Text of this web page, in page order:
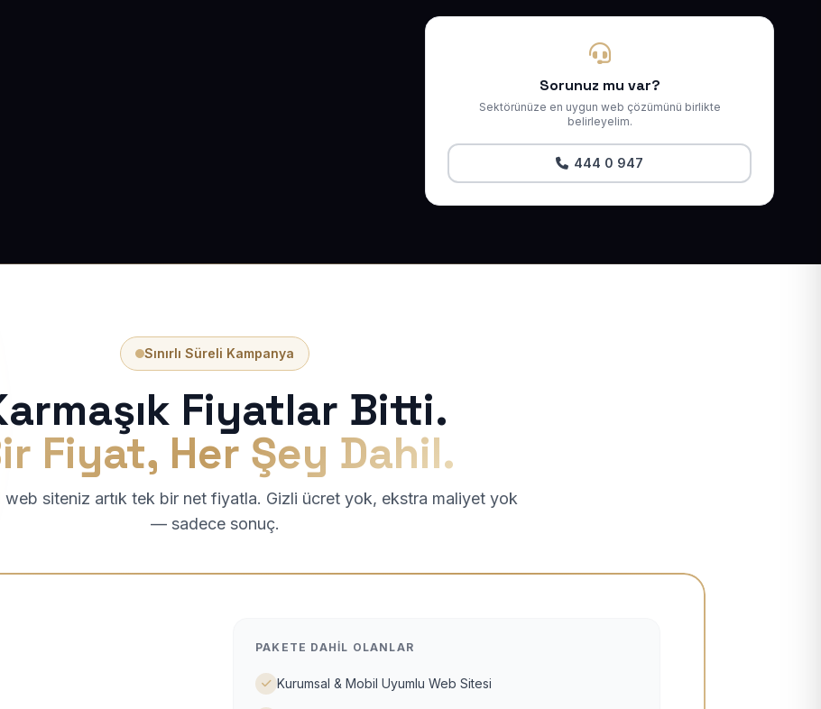
Sorunuz mu var?
Sektörünüze en uygun web çözümünü birlikte
belirleyelim.
444 0 947
Sınırlı Süreli Kampanya
Fiyatlar Bitti.
Fiyat, Her Şey Dahil.
web siteniz artık tek bir net fiyatla. Gizli ücret yok, ekstra maliyet yok
— sadece sonuç.
PAKETE DAHIL OLANLAR
Kurumsal & Mobil Uyumlu Web Sitesi